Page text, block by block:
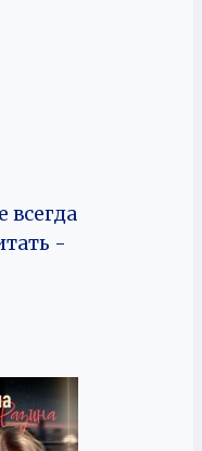
всегда
-